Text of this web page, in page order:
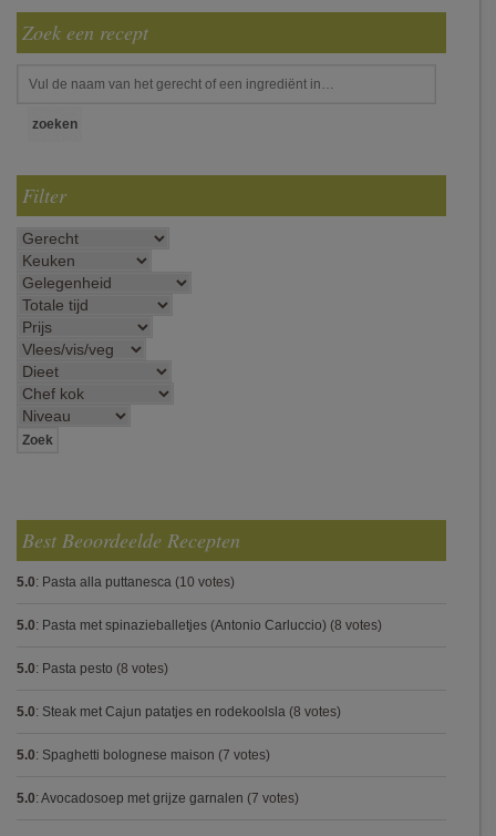
Zoek een recept
Filter
Best Beoordeelde Recepten
5.0: Pasta alla puttanesca (10 votes)
5.0: Pasta met spinazieballetjes (Antonio Carluccio) (8 votes)
5.0: Pasta pesto (8 votes)
5.0: Steak met Cajun patatjes en rodekoolsla (8 votes)
5.0: Spaghetti bolognese maison (7 votes)
5.0: Avocadosoep met grijze garnalen (7 votes)